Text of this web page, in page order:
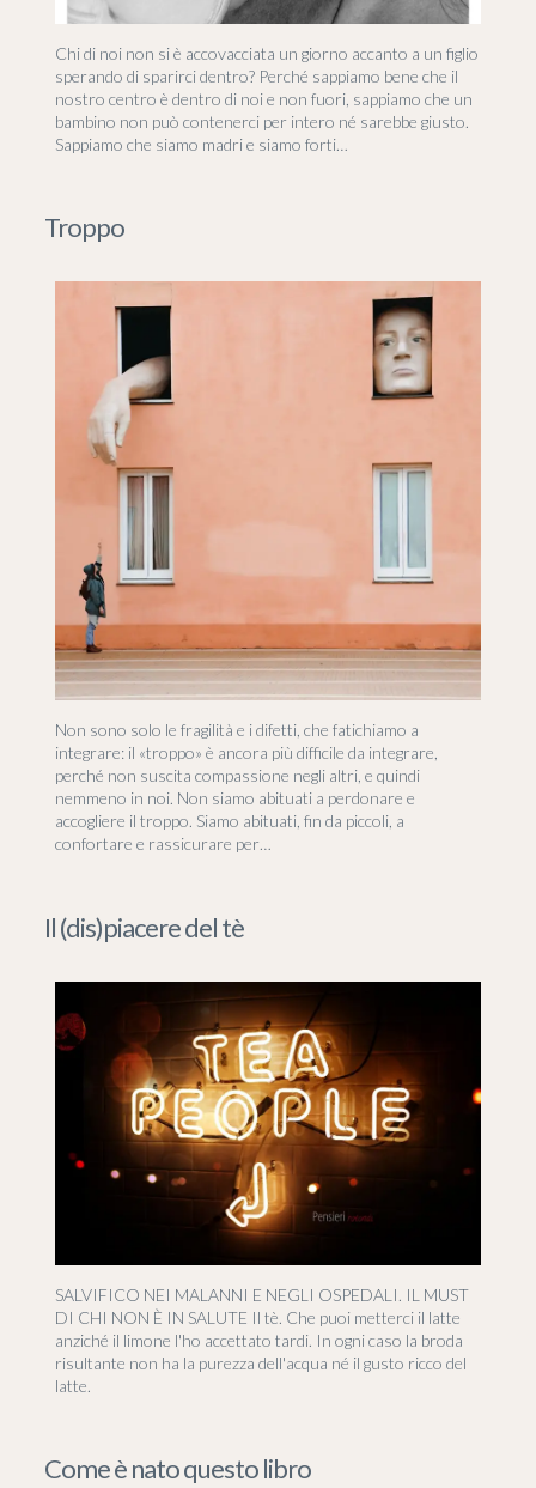
Chi di noi non si è accovacciata un giorno accanto a un figlio
sperando di sparirci dentro? Perché sappiamo bene che il
nostro centro è dentro di noi e non fuori, sappiamo che un
bambino non può contenerci per intero né sarebbe giusto.
Sappiamo che siamo madri e siamo forti…
Troppo
Non sono solo le fragilità e i difetti, che fatichiamo a
integrare: il «troppo» è ancora più difficile da integrare,
perché non suscita compassione negli altri, e quindi
nemmeno in noi. Non siamo abituati a perdonare e
accogliere il troppo. Siamo abituati, fin da piccoli, a
confortare e rassicurare per…
Il (dis)piacere del tè
SALVIFICO NEI MALANNI E NEGLI OSPEDALI. IL MUST
DI CHI NON È IN SALUTE Il tè. Che puoi metterci il latte
anziché il limone l'ho accettato tardi. In ogni caso la broda
risultante non ha la purezza dell'acqua né il gusto ricco del
latte.
Come è nato questo libro